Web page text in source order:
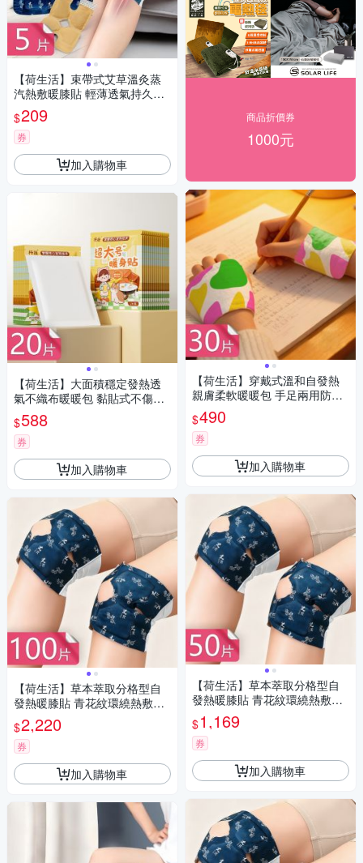
【荷生活】束帶式艾草溫灸蒸
汽熱敷暖膝貼 輕薄透氣持久恆
溫自發熱保暖貼-5片組
$209
券
加入購物車
【荷生活】大面積穩定發熱透
氣不織布暖暖包 黏貼式不傷衣
快速升溫暖身貼-20片組
$588
券
加入購物車
【荷生活】草本萃取分格型自
發熱暖膝貼 青花紋環繞熱敷綁
帶式護膝暖暖貼-100片組
$2,220
券
加入購物車
商品折價券
1000元
【荷生活】穿戴式溫和自發熱
親膚柔軟暖暖包 手足兩用防寒
保暖便攜暖手貼-30片組
$490
券
加入購物車
【荷生活】草本萃取分格型自
發熱暖膝貼 青花紋環繞熱敷綁
帶式護膝暖暖貼-50片組
$1,169
券
加入購物車